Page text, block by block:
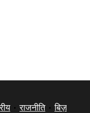
राजनीति बिज़नेस